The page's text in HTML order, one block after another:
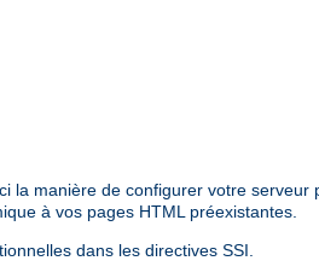
la manière de configurer votre serveur
à vos pages HTML préexistantes.
dans les directives SSI.